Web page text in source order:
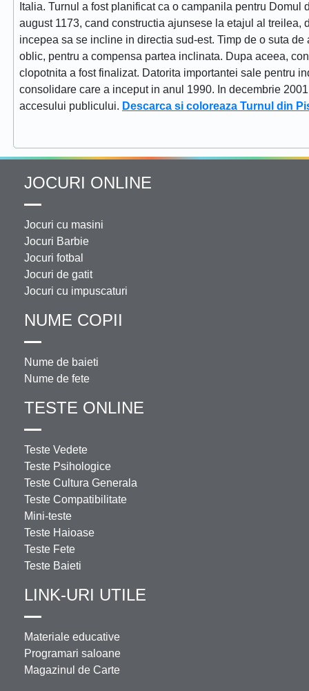
Italia. Turnul a fost planificat ca o campanila pentru
august 1173, cand constructia ajunsese la etajul al
incepea sa se incline in directia sud-est. Timp de o suta
oblic, pentru a compensa partea inclinata. Dupa aceea,
clopotnita a fost finalizat. Datorita importantei sale pentru
consolidare care a inceput in anul 1990. In decembrie
accesului publicului. Descarca si coloreaza Turnul din
JOCURI ONLINE
Jocuri cu masini
Jocuri Barbie
Jocuri fotbal
Jocuri de gatit
Jocuri cu impuscaturi
NUME COPII
Nume de baieti
Nume de fete
TESTE ONLINE
Teste Vedete
Teste Psihologice
Teste Cultura Generala
Teste Compatibilitate
Mini-teste
Teste Haioase
Teste Fete
Teste Baieti
LINK-URI UTILE
Materiale educative
Programari saloane
Magazinul de Carte